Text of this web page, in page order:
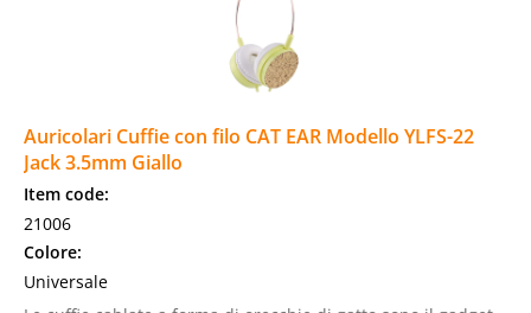
Auricolari Cuffie con filo CAT EAR Modello YLFS-22
Jack 3.5mm Giallo
Item code:
21006
Colore:
Universale